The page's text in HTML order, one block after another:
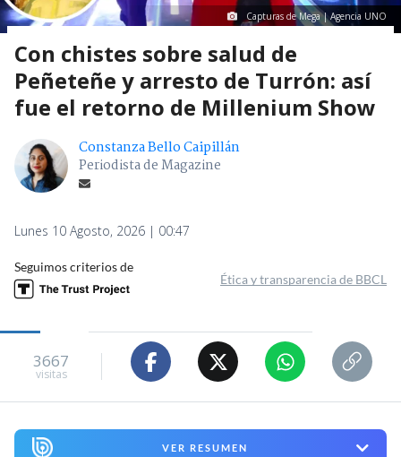
Capturas de Mega | Agencia UNO
Con chistes sobre salud de
Peñeteñe y arresto de Turrón: así
fue el retorno de Millenium Show
Constanza Bello Caipillán
Periodista de Magazine
Lunes 10 Agosto, 2026 | 00:47
Seguimos criterios de
Ética y transparencia de BBCL
3667
visitas
VER RESUMEN